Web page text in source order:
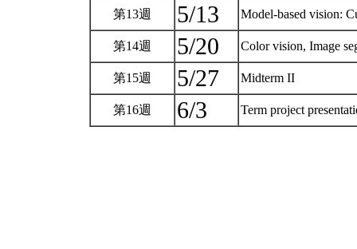
第13週 5/13 Model-based vision:
第14週 5/20 Color vision, Image
第15週 5/27 Midterm II
第16週 6/3 Term project